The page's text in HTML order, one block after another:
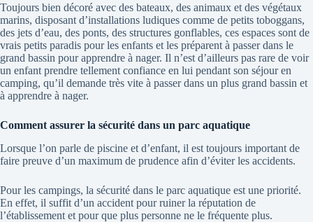
Toujours bien décoré avec des bateaux, des animaux et des végétaux
marins, disposant d’installations ludiques comme de petits toboggans,
des jets d’eau, des ponts, des structures gonflables, ces espaces sont de
vrais petits paradis pour les enfants et les préparent à passer dans le
grand bassin pour apprendre à nager. Il n’est d’ailleurs pas rare de voir
un enfant prendre tellement confiance en lui pendant son séjour en
camping, qu’il demande très vite à passer dans un plus grand bassin et
à apprendre à nager.
Comment assurer la sécurité dans un parc aquatique
Lorsque l’on parle de piscine et d’enfant, il est toujours important de
faire preuve d’un maximum de prudence afin d’éviter les accidents.
Pour les campings, la sécurité dans le parc aquatique est une priorité.
En effet, il suffit d’un accident pour ruiner la réputation de
l’établissement et pour que plus personne ne le fréquente plus.